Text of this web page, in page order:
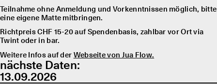
Teilnahme ohne Anmeldung und Vorkenntnissen möglich, bitte
eine eigene Matte mitbringen.
Richtpreis CHF 15-20 auf Spendenbasis, zahlbar vor Ort via
Twint oder in bar.
Weitere Infos auf der Webseite von Jua Flow.
nächste Daten:
13.09.2026